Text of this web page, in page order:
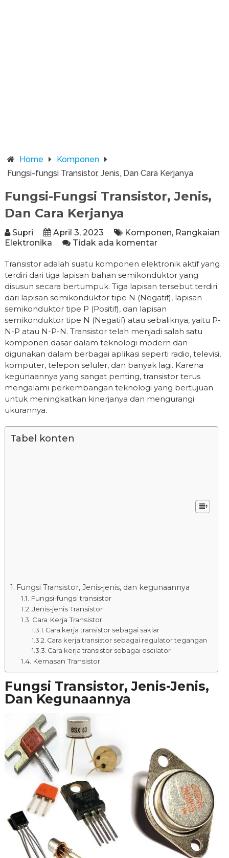
Home
Komponen
Fungsi-fungsi Transistor, Jenis, Dan Cara Kerjanya
Fungsi-Fungsi Transistor, Jenis,
Dan Cara Kerjanya
Supri April 3, 2023 Komponen, Rangkaian
Elektronika
Tidak ada komentar
Transistor adalah suatu komponen elektronik aktif yang
terdiri dari tiga lapisan bahan semikonduktor yang
disusun secara bertumpuk. Tiga lapisan tersebut terdiri
dari lapisan semikonduktor tipe N (Negatif), lapisan
semikonduktor tipe P (Positif), dan lapisan
semikonduktor tipe N (Negatif) atau sebaliknya, yaitu P-
N-P atau N-P-N. Transistor telah menjadi salah satu
komponen dasar dalam teknologi modern dan
digunakan dalam berbagai aplikasi seperti radio, televisi,
komputer, telepon seluler, dan banyak lagi. Karena
kegunaannya yang sangat penting, transistor terus
mengalami perkembangan teknologi yang bertujuan
untuk meningkatkan kinerjanya dan mengurangi
ukurannya.
Tabel konten
Fungsi Transistor, Jenis-jenis, dan kegunaannya
Fungsi-fungsi transistor
Jenis-jenis Transistor
Cara Kerja Transistor
Cara kerja transistor sebagai saklar
Cara kerja transistor sebagai regulator tegangan
Cara kerja transistor sebagai oscilator
Kemasan Transistor
Fungsi Transistor, Jenis-Jenis,
Dan Kegunaannya